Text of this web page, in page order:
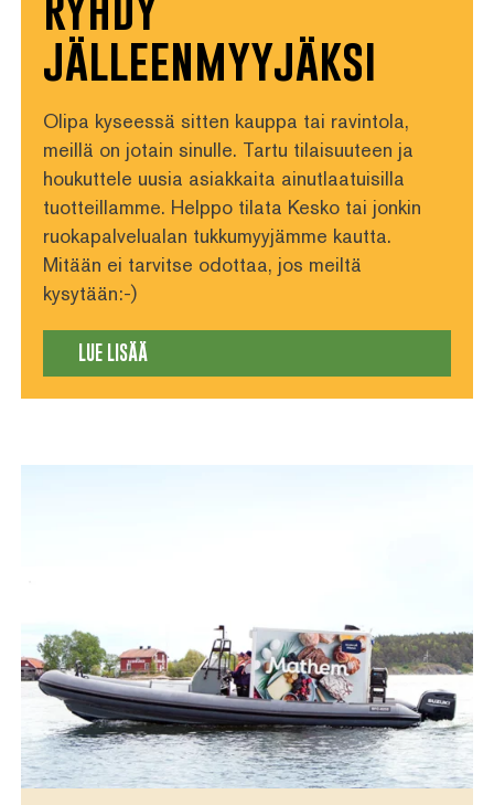
jälleenmyyjäksi
Olipa kyseessä sitten kauppa tai ravintola,
meillä on jotain sinulle. Tartu tilaisuuteen ja
houkuttele uusia asiakkaita ainutlaatuisilla
tuotteillamme. Helppo tilata Kesko tai jonkin
ruokapalvelualan tukkumyyjämme kautta.
Mitään ei tarvitse odottaa, jos meiltä
kysytään:-)
LUE LISÄÄ